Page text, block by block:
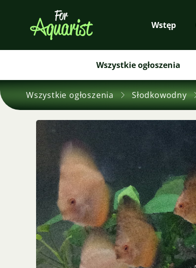
Wstęp
Wszystkie ogłoszenia
Wszystkie ogłoszenia Słodkowodny